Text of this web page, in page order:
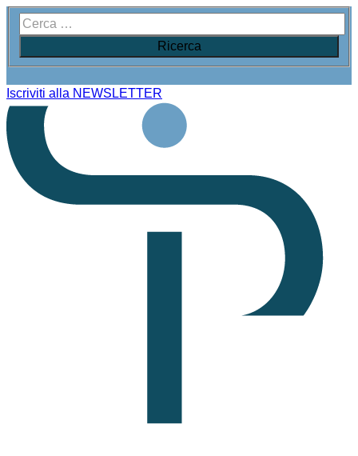
Iscriviti alla NEWSLETTER